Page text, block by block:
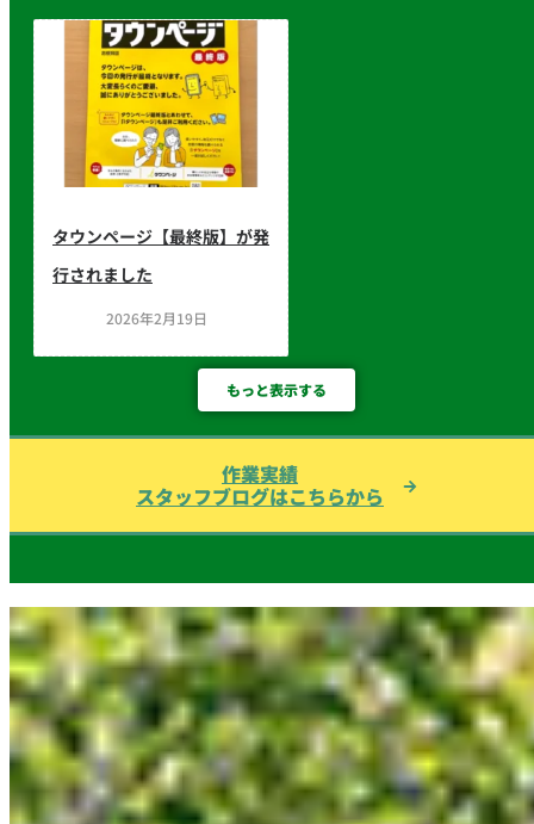
タウンページ【最終版】が発
行されました
2026年2月19日
もっと表示する
作業実績
スタッフブログはこちらから